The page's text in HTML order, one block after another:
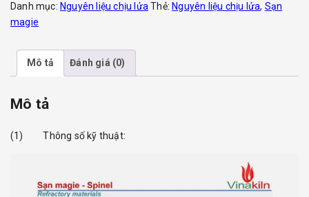
Danh mục: Nguyên liệu chịu lửa Thẻ: Nguyên liệu chịu lửa, Sạn
magie
Mô tả Đánh giá (0)
Mô tả
(1) Thông số kỹ thuật: